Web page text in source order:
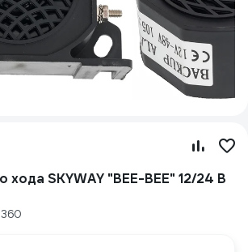
хода SKYWAY "BEE-BEE" 12/24 В